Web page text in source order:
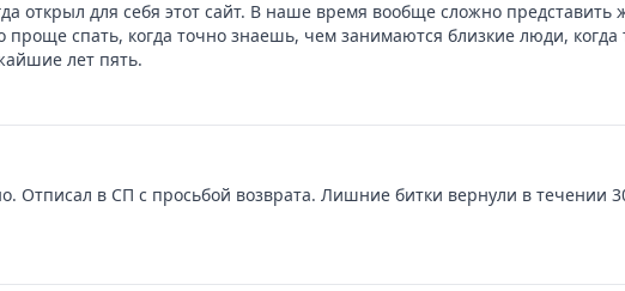
открыл для себя этот сайт. В наше время вообще сложно представить
спать, когда точно знаешь, чем занимаются близкие люди, когда
лет пять.
Отписал в СП с просьбой возврата. Лишние битки вернули в течении